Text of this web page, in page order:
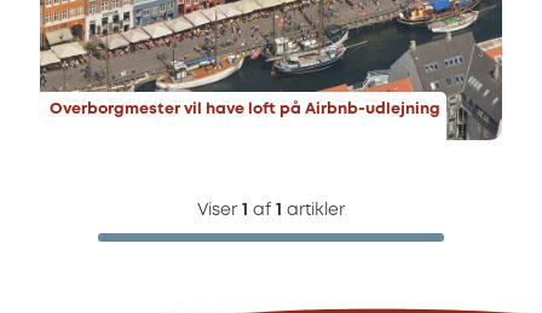
Overborgmester vil have loft på Airbnb-udlejning
Viser 1 af 1 artikler